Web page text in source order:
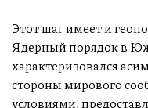
Этот шаг имеет и
Ядерный порядок в
характеризовался
стороны мирового
условиями,